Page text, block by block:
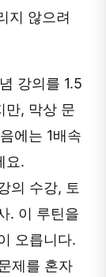
지 않으려
강의를 1.5
만, 막상 문
에는 1배속
요.
의 수강, 토
. 이 루틴을
오릅니다.
제를 혼자